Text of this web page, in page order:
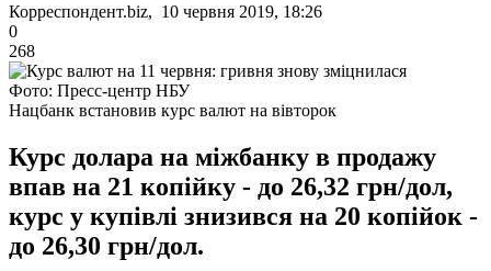
Корреспондент.biz, 10 червня 2019, 18:26
0
268
Фото: Пресс-центр НБУ
Нацбанк встановив курс валют на вівторок
Курс долара на міжбанку в продажу
впав на 21 копійку - до 26,32 грн/дол,
курс у купівлі знизився на 20 копійок -
до 26,30 грн/дол.